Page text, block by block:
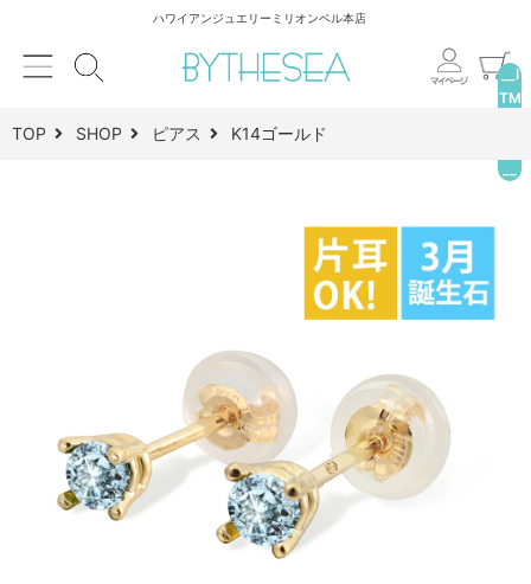
ハワイアンジュエリーミリオンベル本店
__I
TM
TOP SHOP ピアス K14ゴールド